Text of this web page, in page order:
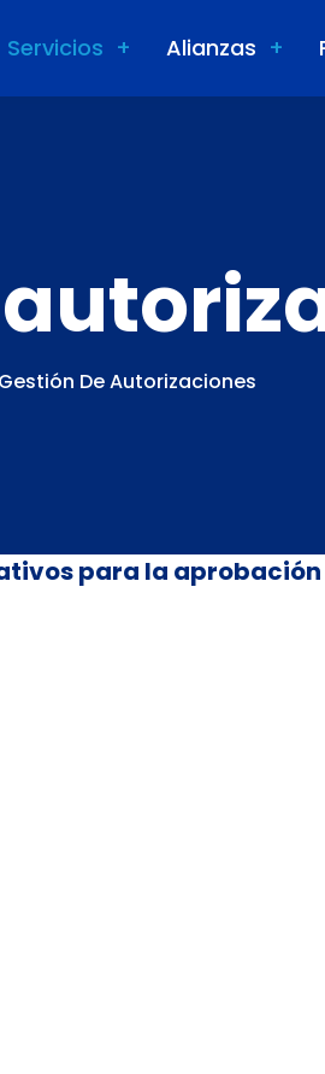
Servicios Alianzas
Gestión De Autorizaciones
para la